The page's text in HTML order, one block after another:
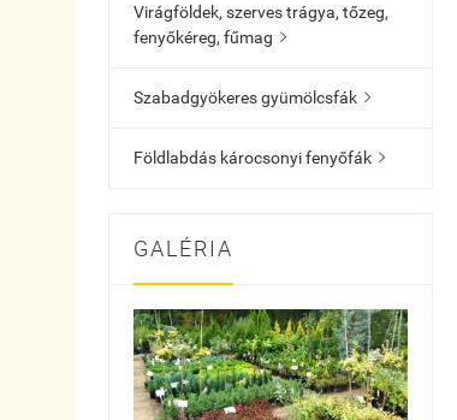
Virágföldek, szerves trágya, tőzeg,
fenyőkéreg, fűmag 
Szabadgyökeres gyümölcsfák 
Földlabdás károcsonyi fenyőfák 
GALÉRIA